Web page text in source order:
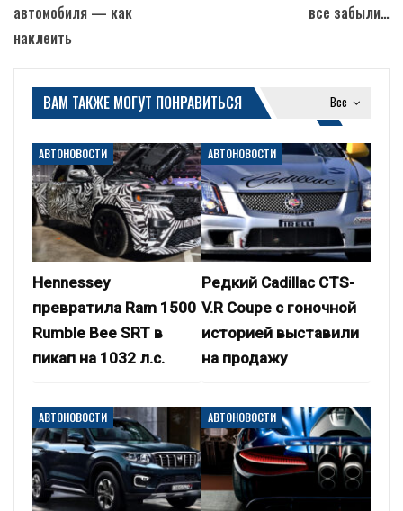
автомобиля — как
наклеить
все забыли…
Все
ВАМ ТАКЖЕ МОГУТ ПОНРАВИТЬСЯ
АВТОНОВОСТИ
Hennessey
превратила Ram 1500
Rumble Bee SRT в
пикап на 1032 л.с.
АВТОНОВОСТИ
Редкий Cadillac CTS-
V.R Coupe с гоночной
историей выставили
на продажу
АВТОНОВОСТИ АВТОНОВОСТИ